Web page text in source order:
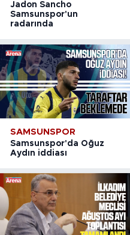
Jadon Sancho
Samsunspor'un
radarında
SAMSUNSPOR
Samsunspor'da Oğuz
Aydın iddiası